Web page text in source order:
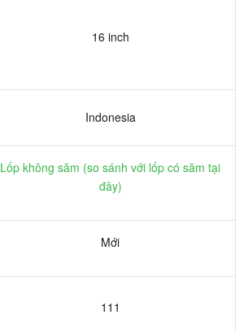
16 inch
Indonesia
Lốp không săm (so sánh với lốp có săm tại
đây)
Mới
111